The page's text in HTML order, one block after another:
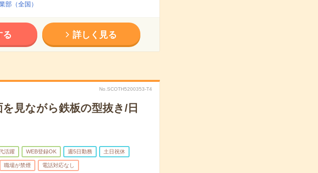
（全国）
る 詳しく見る
No.SCOTH5200353-T4
見ながら鉄板の型抜き/日
活躍 WEB登録OK 週5日勤務 土日祝休
職場が禁煙 電話対応なし